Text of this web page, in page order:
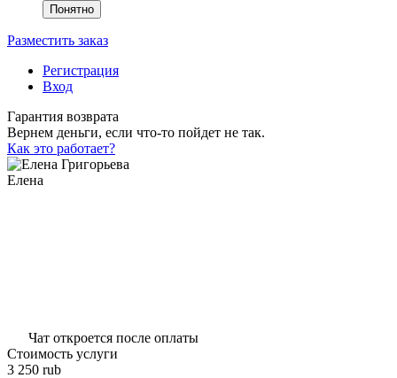
Понятно
Разместить заказ
Регистрация
Вход
Гарантия возврата
Вернем деньги, если что-то пойдет не так.
Как это работает?
Елена
Чат откроется после оплаты
Стоимость услуги
3 250 rub